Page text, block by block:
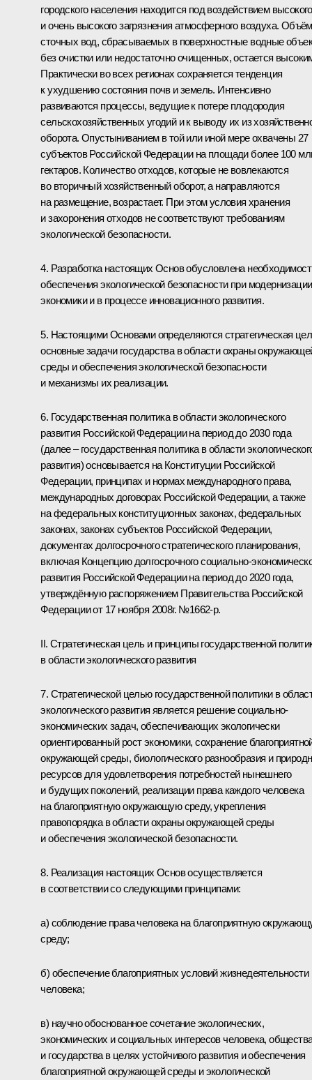
городского населения находится под воздействием высокого
и очень высокого загрязнения атмосферного воздуха. Объём
сточных вод, сбрасываемых в поверхностные водные
без очистки или недостаточно очищенных, остается
Практически во всех регионах сохраняется тенденция
к ухудшению состояния почв и земель. Интенсивно
развиваются процессы, ведущие к потере плодородия
сельскохозяйственных угодий и к выводу их из
оборота. Опустыниванием в той или иной мере охвачены 27
субъектов Российской Федерации на площади более 100
гектаров. Количество отходов, которые не вовлекаются
во вторичный хозяйственный оборот, а направляются
на размещение, возрастает. При этом условия хранения
и захоронения отходов не соответствуют требованиям
экологической безопасности.
4. Разработка настоящих Основ обусловлена
обеспечения экологической безопасности при модернизации
экономики и в процессе инновационного развития.
5. Настоящими Основами определяются стратегическая
основные задачи государства в области охраны
среды и обеспечения экологической безопасности
и механизмы их реализации.
6. Государственная политика в области экологического
развития Российской Федерации на период до 2030 года
(далее – государственная политика в области
развития) основывается на Конституции Российской
Федерации, принципах и нормах международного права,
международных договорах Российской Федерации, а также
на федеральных конституционных законах, федеральных
законах, законах субъектов Российской Федерации,
документах долгосрочного стратегического планирования,
включая Концепцию долгосрочного социально-
развития Российской Федерации на период до 2020 года,
утверждённую распоряжением Правительства Российской
Федерации от 17 ноября 2008г. №1662-р.
II. Стратегическая цель и принципы государственной
в области экологического развития
7. Стратегической целью государственной политики в
экологического развития является решение социально-
экономических задач, обеспечивающих экологически
ориентированный рост экономики, сохранение
окружающей среды, биологического разнообразия и
ресурсов для удовлетворения потребностей нынешнего
и будущих поколений, реализации права каждого человека
на благоприятную окружающую среду, укрепления
правопорядка в области охраны окружающей среды
и обеспечения экологической безопасности.
8. Реализация настоящих Основ осуществляется
в соответствии со следующими принципами:
а) соблюдение права человека на благоприятную
среду;
б) обеспечение благоприятных условий жизнедеятельности
человека;
в) научно обоснованное сочетание экологических,
экономических и социальных интересов человека,
и государства в целях устойчивого развития и обеспечения
благоприятной окружающей среды и экологической